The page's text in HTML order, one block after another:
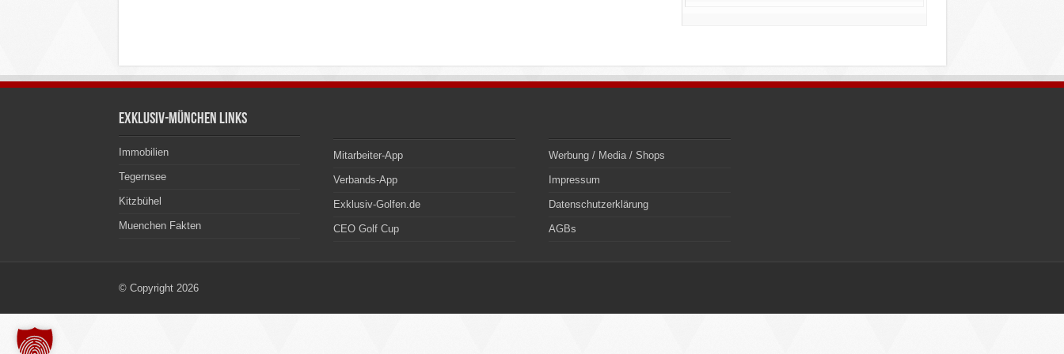
Exklusiv-München Links
Immobilien
Tegernsee
Kitzbühel
Muenchen Fakten
Mitarbeiter-App
Verbands-App
Exklusiv-Golfen.de
CEO Golf Cup
Werbung / Media / Shops
Impressum
Datenschutzerklärung
AGBs
© Copyright 2026